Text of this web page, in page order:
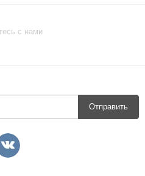
с нами
Отправить